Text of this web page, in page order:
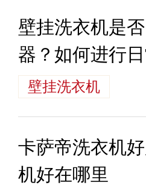
壁挂洗衣机是
器？如何进行
壁挂洗衣机
卡萨帝洗衣机
机好在哪里